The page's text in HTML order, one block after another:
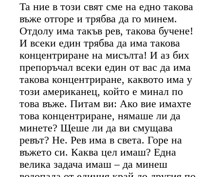
Та ние в този свят сме на едно такова
въже отгоре и трябва да го минем.
Отдолу има такъв рев, такова бучене!
И всеки един трябва да има такова
концентриране на мисълта! И аз бих
препоръчал всеки един от вас да има
такова концентриране, каквото има у
този американец, който е минал по
това въже. Питам ви: Ако вие имахте
това концентриране, нямаше ли да
минете? Щеше ли да ви смущава
ревът? Не. Рев има в света. Горе на
въжето си. Каква цел имаш? Една
велика задача имаш – да минеш